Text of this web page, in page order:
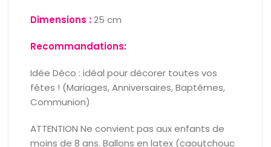
Dimensions :25 cm
Recommandations:
Idée Déco : idéal pour décorer toutes vos
fêtes ! (Mariages, Anniversaires, Baptêmes,
Communion)
ATTENTION Ne convient pas aux enfants de
moins de 8 ans. Ballons en latex (caoutchouc